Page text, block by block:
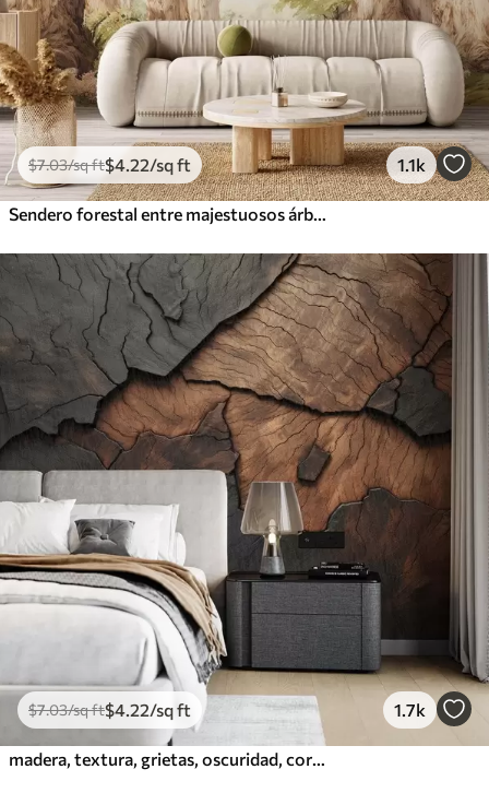
$7.03/sq ft$4 .22/sq ft 1.1k
$7.03/sq ft$4 .22/sq ft 1.7k